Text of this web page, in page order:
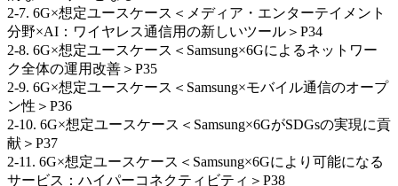
2-7. 6G×想定ユースケース＜メディア・エンターテイメント
分野×AI：ワイヤレス通信用の新しいツール＞P34
2-8. 6G×想定ユースケース＜Samsung×6Gによるネットワー
ク全体の運用改善＞P35
2-9. 6G×想定ユースケース＜Samsung×モバイル通信のオープ
ン性＞P36
2-10. 6G×想定ユースケース＜Samsung×6GがSDGsの実現に貢
献＞P37
2-11. 6G×想定ユースケース＜Samsung×6Gにより可能になる
サービス：ハイパーコネクティビティ＞P38